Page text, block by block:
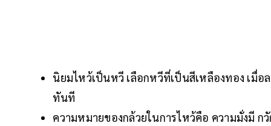
นิยมไหว้เป็นหวี เลือกหวีที่เป็นสีเหลืองทอง เมื่
ทันที
ความหมายของกล้วยในการไหว้คือ ความมั่งมี ก